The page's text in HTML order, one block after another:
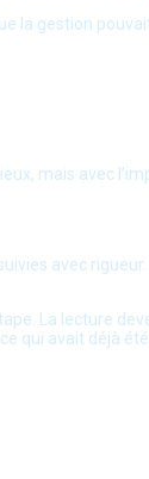
la gestion
mais avec
avec
La lecture
qui avait déjà